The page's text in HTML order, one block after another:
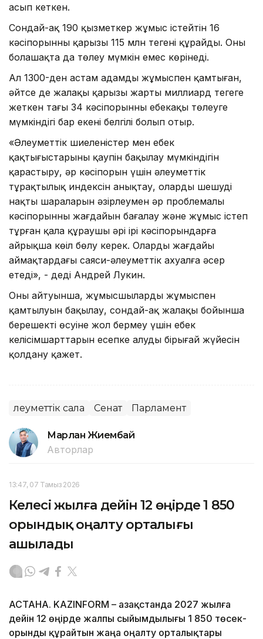
асып кеткен.
Сондай-ақ 190 қызметкер жұмыс істейтін 16
кәсіпорынның қарызы 115 млн теңгені құрайды. Оны
болашақта да төлеу мүмкін емес көрінеді.
Ал 1300-ден астам адамды жұмыспен қамтыған,
әйтсе де жалақы қарызы жарты миллиард теңгеге
жеткен тағы 34 кәсіпорынның еңбекақы төлеуге
мүмкіндігі бар екені белгілі болып отыр.
«Әлеуметтік шиеленістер мен еңбек
қақтығыстарының қаупін бақылау мүмкіндігін
қарастыру, әр кәсіпорын үшін әлеуметтік
тұрақтылық индексін анықтау, оларды шешудің
нақты шараларын әзірлеумен әр проблемалы
кәсіпорынның жағдайын бағалау және жұмыс істеп
тұрған қала құраушы әрі ірі кәсіпорындарға
айрықша көңіл бөлу керек. Олардың жағдайы
аймақтардағы саяси-әлеуметтік ахуалға әсер
етеді», - деді Андрей Лукин.
Оның айтуынша, жұмысшылардың жұмыспен
қамтылуын бақылау, сондай-ақ жалақы бойынша
берешектің өсуіне жол бермеу үшін еңбек
келісімшарттарын есепке алудың бірыңғай жүйесін
қолдану қажет.
Әлеуметтік сала Сенат Парламент
Марлан Жиембай
Авторлар
13:47, 07 Тамыз 2026
Келесі жылға дейін 12 өңірде 1 850
орындық оңалту орталығы
ашылады
АСТАНА. KAZINFORM – Қазақстанда 2027 жылға
дейін 12 өңірде жалпы сыйымдылығы 1 850 төсек-
орынды құрайтын жаңа оңалту орталықтары